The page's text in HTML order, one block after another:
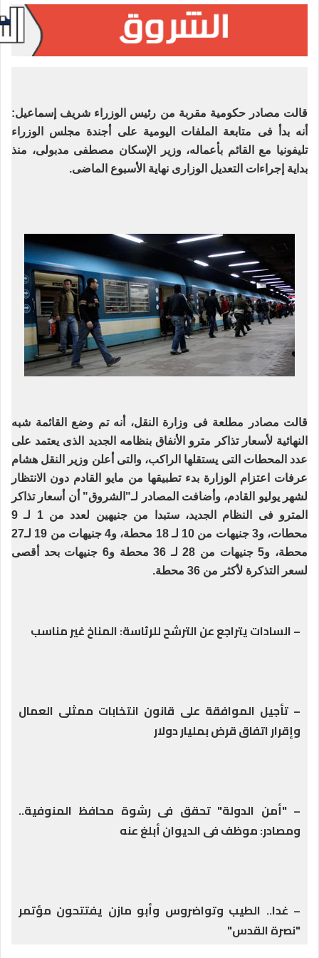
قالت مصادر حكومية مقربة من رئيس الوزراء شريف إسماعيل:
أنه بدأ فى متابعة الملفات اليومية على أجندة مجلس الوزراء
تليفونيا مع القائم بأعماله، وزير الإسكان مصطفى مدبولى، منذ
بداية إجراءات التعديل الوزارى نهاية الأسبوع الماضى.
قالت مصادر مطلعة فى وزارة النقل، أنه تم وضع القائمة شبه
النهائية لأسعار تذاكر مترو الأنفاق بنظامه الجديد الذى يعتمد على
عدد المحطات التى يستقلها الراكب، والتى أعلن وزير النقل هشام
عرفات اعتزام الوزارة بدء تطبيقها من مايو القادم دون الانتظار
لشهر يوليو القادم، وأضافت المصادر لـ"الشروق" أن أسعار تذاكر
المترو فى النظام الجديد، ستبدا من جنيهين لعدد من 1 لـ 9
محطات، و3 جنيهات من 10 لـ 18 محطة، و4 جنيهات من 19 لـ27
محطة، و5 جنيهات من 28 لـ 36 محطة و6 جنيهات بحد أقصى
لسعر التذكرة لأكثر من 36 محطة.
– السادات يتراجع عن الترشح للرئاسة: المناخ غير مناسب
– تأجيل الموافقة على قانون انتخابات ممثلى العمال
وإقرار اتفاق قرض بمليار دولار
– "أمن الدولة" تحقق فى رشوة محافظ المنوفية..
ومصادر: موظف فى الديوان أبلغ عنه
– غدا.. الطيب وتواضروس وأبو مازن يفتتحون مؤتمر
"نصرة القدس"